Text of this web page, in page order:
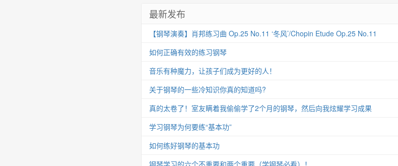
最新发布
【钢琴演奏】肖邦练习曲 Op.25 No.11 ‘冬风’/Chopin Etude Op.25 No.11
如何正确有效的练习钢琴
音乐有种魔力，让孩子们成为更好的人！
关于钢琴的一些冷知识你真的知道吗?
真的太卷了！室友瞒着我偷偷学了2个月的钢琴，然后向我炫耀学习成果
学习钢琴为何要练“基本功”
如何练好钢琴的基本功
钢琴学习的六个不重要和两个重要（学钢琴必看）！